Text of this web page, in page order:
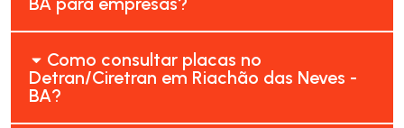
Como consultar placas no
Detran/Ciretran em Riachão das Neves -
BA?